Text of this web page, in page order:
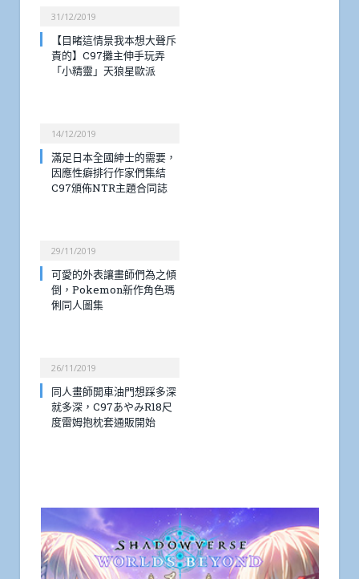
31/12/2019
【目睹這情景我本想大聲斥
責的】C97攤主伸手玩弄
「小精靈」天狼星歐派
14/12/2019
滿足日本全國紳士的需要，
因應性癖排行作家們集結
C97頒佈NTR主題合同誌
29/11/2019
可愛的外表讓畫師們為之傾
倒，Pokemon新作角色瑪
俐同人圖集
26/11/2019
同人畫師開車油門想踩多深
就多深，C97あやみR18尺
度雷姆抱枕套通販開始